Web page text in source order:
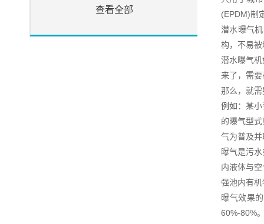
查看全部
(EPDM)制
潜水曝气
构，不易
潜水曝气
来了，需
那么，就
例如：某
的曝气型
气为普及
曝气是污
内液体与
强池内有
曝气效果
60%-80%